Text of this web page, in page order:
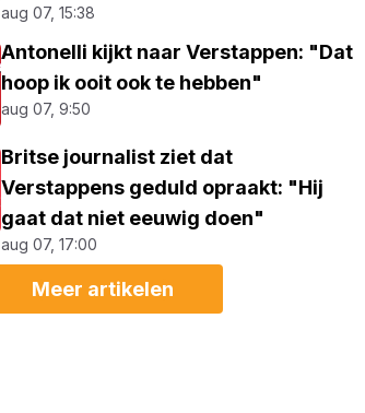
aug 07, 15:38
Antonelli kijkt naar Verstappen: "Dat
hoop ik ooit ook te hebben"
aug 07, 9:50
Britse journalist ziet dat
Verstappens geduld opraakt: "Hij
gaat dat niet eeuwig doen"
aug 07, 17:00
Meer artikelen